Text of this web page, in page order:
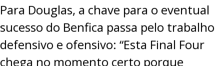
Para Douglas, a chave para o eventual
sucesso do Benfica passa pelo trabalho
defensivo e ofensivo: “Esta Final Four
chega no momento certo porque